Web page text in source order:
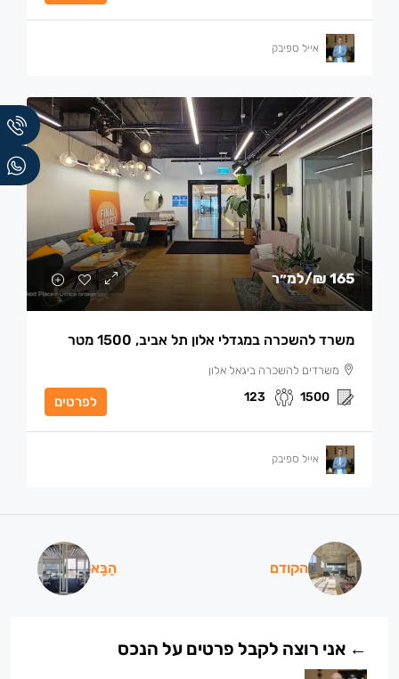
אייל ספיבק
165 ₪ /למ״ר
משרד להשכרה במגדלי אלון תל אביב, 1500 מטר
משרדים להשכרה ביגאל אלון
1500
123 לפרטים
אייל ספיבק
הקודם הַבָּא